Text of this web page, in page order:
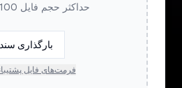
حداکثر حجم فایل 100 مگابایت!
بارگذاری سند
فرمت‌های فایل